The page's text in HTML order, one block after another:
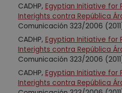
CADHP, Egyptian Initiative for
Interights contra República
Comunicación 323/2006
CADHP, Egyptian Initiative for
Interights contra República
Comunicación 323/2006
CADHP, Egyptian Initiative for
Interights contra República